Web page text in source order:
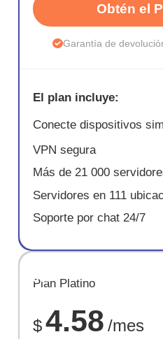
Obtén el
Garantía de
El plan incluye:
Conecte dispositivos
VPN segura
Más de 21 000
Servidores en 111
Soporte por chat 24/7
AHORR
67%
Plan Platino
$4.58 /mes